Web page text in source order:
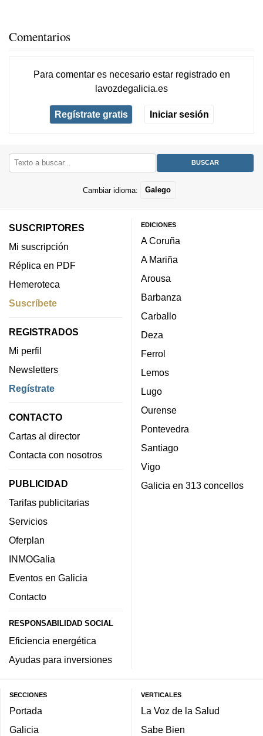
Comentarios
Para comentar es necesario estar registradoen
lavozdegalicia.es
Regístrate gratis Iniciar sesión
Cambiar idioma: Galego
SUSCRIPTORES
Mi suscripción
Réplica en PDF
Hemeroteca
Suscríbete
REGISTRADOS
Mi perfil
Newsletters
Regístrate
CONTACTO
Cartas al director
Contacta con nosotros
PUBLICIDAD
Tarifas publicitarias
Servicios
Oferplan
INMOGalia
Eventos en Galicia
Contacto
RESPONSABILIDAD SOCIAL
Eficiencia energética
Ayudas para inversiones
EDICIONES
A Coruña
A Mariña
Arousa
Barbanza
Carballo
Deza
Ferrol
Lemos
Lugo
Ourense
Pontevedra
Santiago
Vigo
Galicia en 313 concellos
SECCIONES
Portada
Galicia
VERTICALES
La Voz de la Salud
Sabe Bien